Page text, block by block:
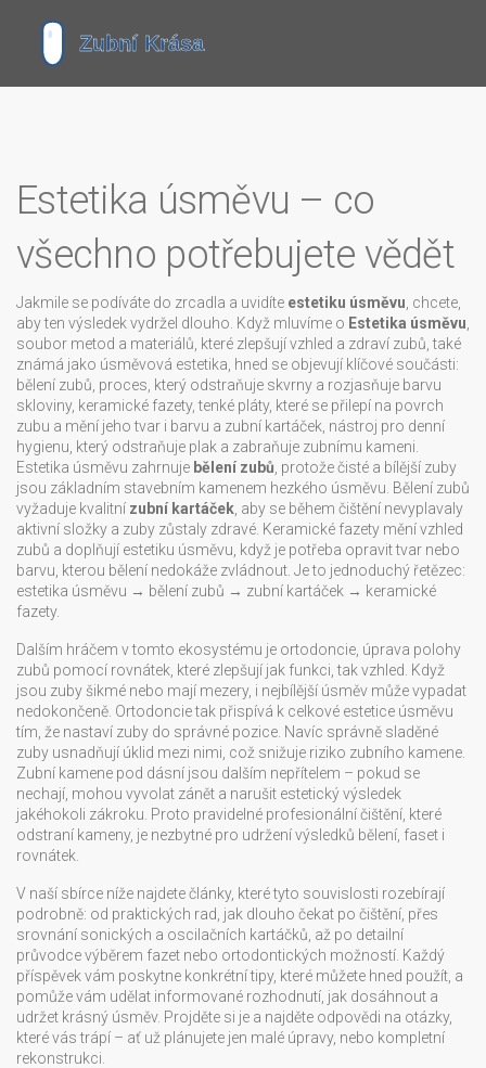
Estetika úsměvu – co
všechno potřebujete vědět
Jakmile se podíváte do zrcadla a uvidíte estetiku úsměvu , chcete,
aby ten výsledek vydržel dlouho. Když mluvíme o Estetika úsměvu
soubor metod a materiálů, které zlepšují vzhled a zdraví zubů , také
známá jako úsměvová estetika , hned se objevují klíčové součásti:
bělení zubů proces, který odstraňuje skvrny a rozjasňuje barvu
skloviny, keramické fazety,tenké pláty, které se přilepí na povrch
zubu a mění jeho tvar i barvu a zubní kartáček nástroj pro denní
hygienu, který odstraňuje plak a zabraňuje zubnímu kameni
Estetika úsměvu zahrnuje bělení zubů , protože čisté a bílější zuby
jsou základním stavebním kamenem hezkého úsměvu. Bělení zubů
vyžaduje kvalitní zubní kartáček , aby se během čištění nevyplavaly
aktivní složky a zuby zůstaly zdravé. Keramické fazety mění vzhled
zubů a doplňují estetiku úsměvu, když je potřeba opravit tvar nebo
barvu, kterou bělení nedokáže zvládnout. Je to jednoduchý řetězec:
estetika úsměvu → bělení zubů → zubní kartáček → keramické
fazety.
Dalším hráčem v tomto ekosystému je ortodoncie úprava polohy
zubů pomocí rovnátek, které zlepšují jak funkci, tak vzhled . Když
jsou zuby šikmé nebo mají mezery, i nejbílější úsměv může vypadat
nedokončeně. Ortodoncie tak přispívá k celkové estetice úsměvu
tím, že nastaví zuby do správné pozice. Navíc správně sladěné
zuby usnadňují úklid mezi nimi, což snižuje riziko zubního kamene.
Zubní kamene pod dásní jsou dalším nepřítelem – pokud se
nechají, mohou vyvolat zánět a narušit estetický výsledek
jakéhokoli zákroku. Proto pravidelné profesionální čištění, které
odstraní kameny, je nezbytné pro udržení výsledků bělení, faset i
rovnátek.
V naší sbírce níže najdete články, které tyto souvislosti rozebírají
podrobně: od praktických rad, jak dlouho čekat po čištění, přes
srovnání sonických a oscilačních kartáčků, až po detailní
průvodce výběrem fazet nebo ortodontických možností. Každý
příspěvek vám poskytne konkrétní tipy, které můžete hned použít, a
pomůže vám udělat informované rozhodnutí, jak dosáhnout a
udržet krásný úsměv. Projděte si je a najděte odpovědi na otázky,
které vás trápí – ať už plánujete jen malé úpravy, nebo kompletní
rekonstrukci.